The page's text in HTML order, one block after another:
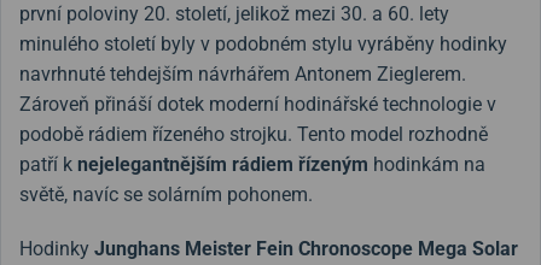
první poloviny 20. století, jelikož mezi 30. a 60. lety
minulého století byly v podobném stylu vyráběny hodinky
navrhnuté tehdejším návrhářem Antonem Zieglerem.
Zároveň přináší dotek moderní hodinářské technologie v
podobě rádiem řízeného strojku. Tento model rozhodně
patří k nejelegantnějším rádiem řízeným hodinkám na
světě, navíc se solárním pohonem.
Hodinky Junghans Meister Fein Chronoscope Mega Solar